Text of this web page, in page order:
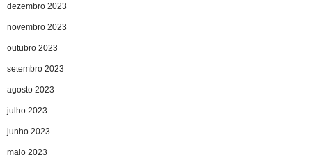
dezembro 2023
novembro 2023
outubro 2023
setembro 2023
agosto 2023
julho 2023
junho 2023
maio 2023